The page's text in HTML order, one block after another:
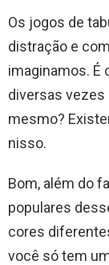
Os jogos de
distração e
imaginamos. É
diversas
mesmo?
nisso.
Bom, além do
populares
cores
você só tem